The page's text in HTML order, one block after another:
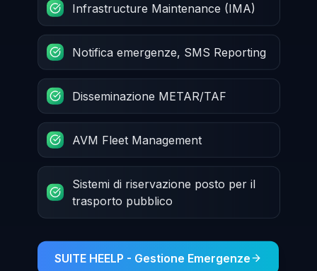
Infrastructure Maintenance (IMA)
Notifica emergenze, SMS Reporting
Disseminazione METAR/TAF
AVM Fleet Management
Sistemi di riservazione posto per il
trasporto pubblico
SUITE HEELP - Gestione Emergenze